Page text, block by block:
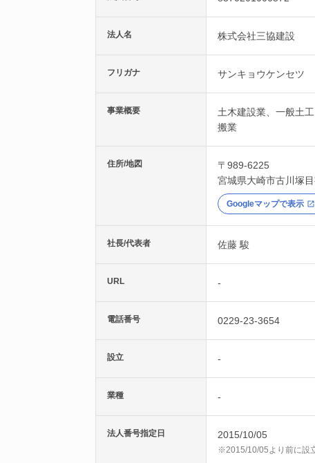
法人名 株式会社三協建設
フリガナ サンキョウケンセツ
事業概要
土木建設業、一般土
搬業
住所/地図
〒989-6225
宮城県大崎市古川塚
Googleマップで表示
社長/代表者 佐藤 駿
URL -
電話番号 0229-23-3654
設立 -
業種 -
法人番号指定日 2015/10/05
※2015/10/05より前に設